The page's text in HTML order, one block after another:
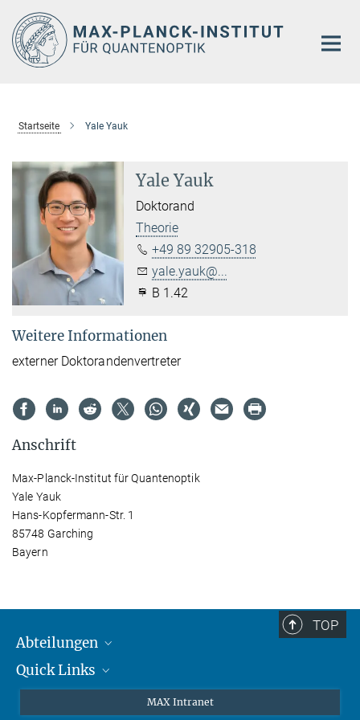
Hauptinhalt
Startseite Yale Yauk
Yale Yauk
Doktorand
Theorie
+49 89 32905-318
yale.yauk@...
B 1.42
Weitere Informationen
externer Doktorandenvertreter
Anschrift
Max-Planck-Institut für Quantenoptik
Yale Yauk
Hans-Kopfermann-Str. 1
85748 Garching
Bayern
TOP
Abteilungen
Attosekundenphysik
Quick Links
MAX Intranet